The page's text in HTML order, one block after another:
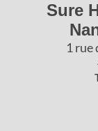
Sure
1 rue